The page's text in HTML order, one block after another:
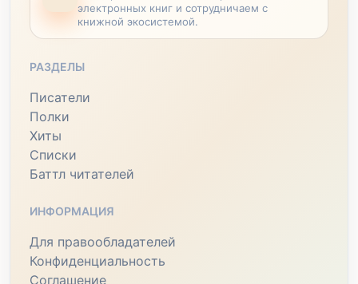
электронных книг и сотрудничаем с
книжной экосистемой.
РАЗДЕЛЫ
Писатели
Полки
Хиты
Списки
Баттл читателей
ИНФОРМАЦИЯ
Для правообладателей
Конфиденциальность
Соглашение